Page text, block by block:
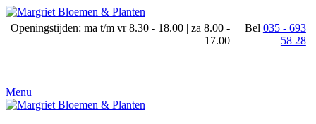
Openingstijden: ma t/m vr 8.30 - 18.00 | za 8.00 -
17.00
Bel 035 - 693
58 28
Menu